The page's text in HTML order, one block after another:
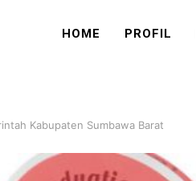
HOME PROFIL
Kabupaten Sumbawa Barat